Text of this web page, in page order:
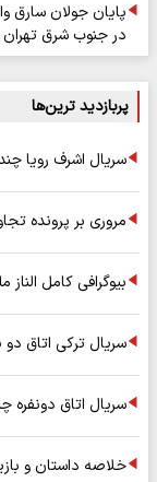
در جنوب شرق
پربازدید ترین‌ها
سریال اشرف رویا
مروری بر پرونده
بیوگرافی کامل
سریال ترکی اتاق
سریال اتاق
خلاصه داستان و